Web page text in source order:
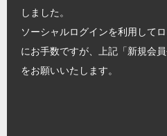
しました。
ソーシャルログインを利用して
にお手数ですが、上記「新規会
をお願いいたします。